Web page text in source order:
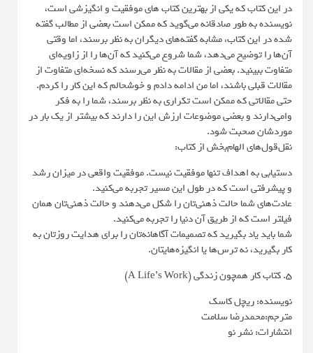
در این کتاب که یکی از بهترین کتاب های موفقیت و انگیزشی است،
نویسنده به طور صادقانه می‌گوید که ممکن است بعضی از مطالب گفته
شده در این کتاب، مشابه گفته‌های دیگران به نظر برسند، اما وقتی
آن‌ها را توضیح می‌دهد، شما شروع می‌کنید که آن‌ها را از زاویه‌ای
متفاوت ببینید. بعضی از مقالات به نظر می‌رسند که نسخه‌ای متفاوت از
مقالات قبلی باشند، اما من ادامه دادم و خوشحالم که این کار را کردم.
حتی مقالاتی که ممکن است تکراری به نظر برسند، شما را به فکر
وامی‌دارند و بعضی موضوعات ارزش این را دارند که بیشتر از یک بار در
موردشان صحبت شود.
نقل‌قول‌های الهام‌بخش از کتاب:
دستیابی به اهداف تنها موفقیت نیست. موفقیت واقعی در میزان رشد
و پیشرفتی است که در طول این مسیر تجربه می‌کنید.
عادت‌های شما حالت ذهنی‌تان را شکل می‌دهند و حالت ذهنی‌تان همان
فیلتر است که از طریق آن دنیا را تجربه می‌کنید.
شما باید یاد بگیرید که تصمیمات آگاهانه‌تان را برای هدایت روزتان به
کار بگیرید، نه ترس‌ها یا انگیزه‌هایتان.
5. کتاب کار همچون زندگی (A Life’s Work)
نویسنده: ریچل کاسک
مترجم:محمدرضا سلامت
انتشارات: نشر نو